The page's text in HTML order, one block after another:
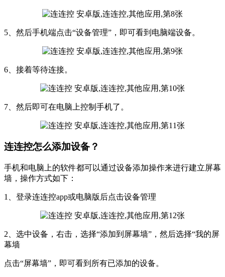
5、然后手机端点击“设备管理”，即可看到电脑端设备。
6、接着等待连接。
7、然后即可在电脑上控制手机了。
连连控怎么添加设备？
手机和电脑上的软件都可以通过设备添加操作来进行建立屏幕
墙，操作方式如下：
1、登录连连控app或电脑版后点击设备管理
2、选中设备，右击，选择“添加到屏幕墙”，然后选择“我的屏
幕墙
点击“屏幕墙”，即可看到所有已添加的设备。